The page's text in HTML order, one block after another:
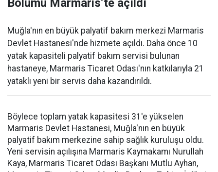
Bölümü Marmaris’te açıldı
Muğla'nın en büyük palyatif bakım merkezi Marmaris
Devlet Hastanesi'nde hizmete açıldı. Daha önce 10
yatak kapasiteli palyatif bakım servisi bulunan
hastaneye, Marmaris Ticaret Odası'nın katkılarıyla 21
yataklı yeni bir servis daha kazandırıldı.
Böylece toplam yatak kapasitesi 31'e yükselen
Marmaris Devlet Hastanesi, Muğla'nın en büyük
palyatif bakım merkezine sahip sağlık kuruluşu oldu.
Yeni servisin açılışına Marmaris Kaymakamı Nurullah
Kaya, Marmaris Ticaret Odası Başkanı Mutlu Ayhan,